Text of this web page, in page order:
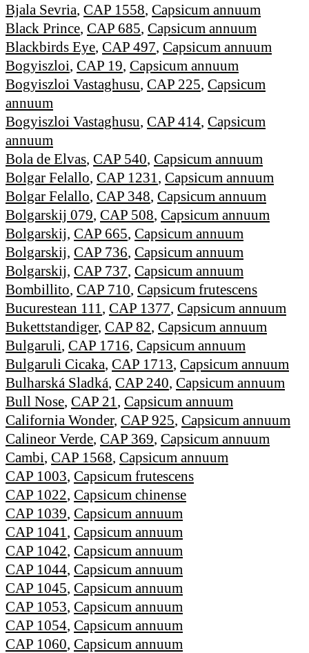
Bjala Sevria, CAP 1558, Capsicum annuum
Black Prince, CAP 685, Capsicum annuum
Blackbirds Eye, CAP 497, Capsicum annuum
Bogyiszloi, CAP 19, Capsicum annuum
Bogyiszloi Vastaghusu, CAP 225, Capsicum
annuum
Bogyiszloi Vastaghusu, CAP 414, Capsicum
annuum
Bola de Elvas, CAP 540, Capsicum annuum
Bolgar Felallo, CAP 1231, Capsicum annuum
Bolgar Felallo, CAP 348, Capsicum annuum
Bolgarskij 079, CAP 508, Capsicum annuum
Bolgarskij, CAP 665, Capsicum annuum
Bolgarskij, CAP 736, Capsicum annuum
Bolgarskij, CAP 737, Capsicum annuum
Bombillito, CAP 710, Capsicum frutescens
Bucurestean 111, CAP 1377, Capsicum annuum
Bukettstandiger, CAP 82, Capsicum annuum
Bulgaruli, CAP 1716, Capsicum annuum
Bulgaruli Cicaka, CAP 1713, Capsicum annuum
Bulharská Sladká, CAP 240, Capsicum annuum
Bull Nose, CAP 21, Capsicum annuum
California Wonder, CAP 925, Capsicum annuum
Calineor Verde, CAP 369, Capsicum annuum
Cambi, CAP 1568, Capsicum annuum
CAP 1003, Capsicum frutescens
CAP 1022, Capsicum chinense
CAP 1039, Capsicum annuum
CAP 1041, Capsicum annuum
CAP 1042, Capsicum annuum
CAP 1044, Capsicum annuum
CAP 1045, Capsicum annuum
CAP 1053, Capsicum annuum
CAP 1054, Capsicum annuum
CAP 1060, Capsicum annuum